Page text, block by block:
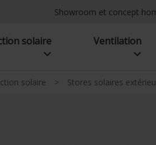
Showroom et concept
solaire Ventilation
solaire > Stores solaires